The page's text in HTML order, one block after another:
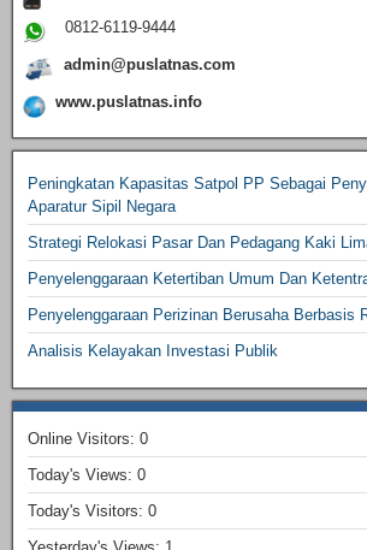
0812-6119-9444
admin@puslatnas.com
www.puslatnas.info
Peningkatan Kapasitas Satpol PP Sebagai
Aparatur Sipil Negara
Strategi Relokasi Pasar Dan Pedagang Kaki
Penyelenggaraan Ketertiban Umum Dan
Penyelenggaraan Perizinan Berusaha Berbasis
Analisis Kelayakan Investasi Publik
Online Visitors: 0
Today's Views: 0
Today's Visitors: 0